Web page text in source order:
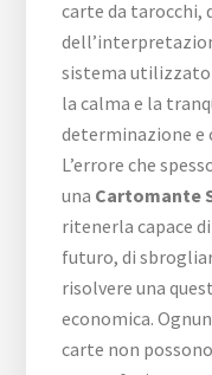
carte da tarocchi,
sistema utilizzato
la calma e la
determinazione e
L’errore che
una Cartomante
ritenerla capace
futuro, di
risolvere una
economica.
carte non